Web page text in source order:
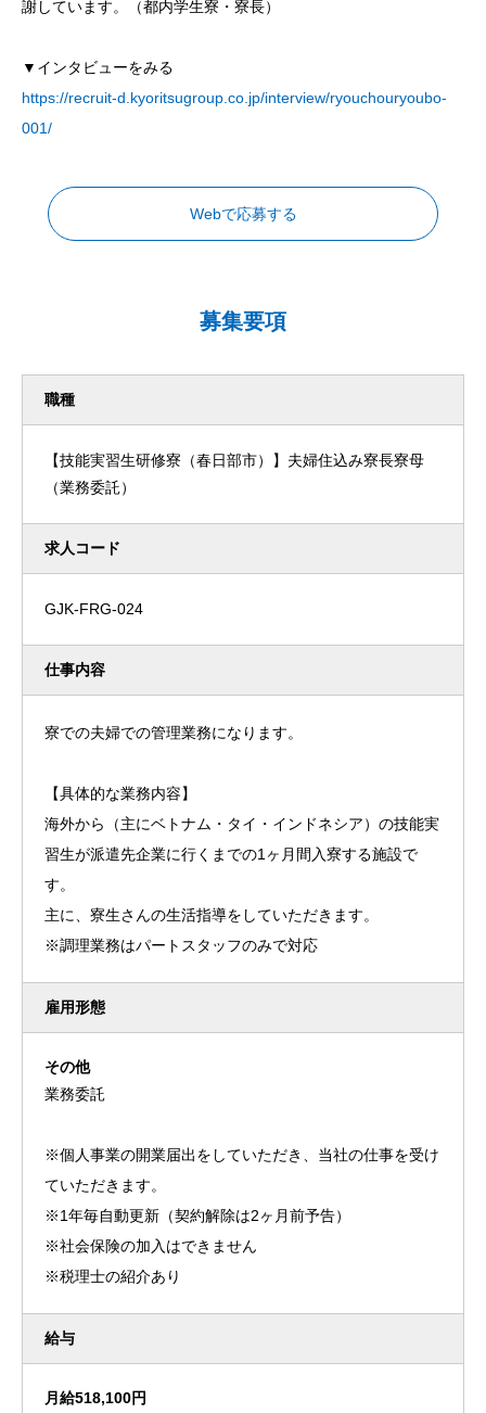
謝しています。（都内学生寮・寮長）
▼インタビューをみる
https://recruit-d.kyoritsugroup.co.jp/interview/ryouchouryoubo-
001/
Webで応募する
募集要項
職種
【技能実習生研修寮（春日部市）】夫婦住込み寮長寮母
（業務委託）
求人コード
GJK-FRG-024
仕事内容
寮での夫婦での管理業務になります。
【具体的な業務内容】
海外から（主にベトナム・タイ・インドネシア）の技能実
習生が派遣先企業に行くまでの1ヶ月間入寮する施設で
す。
主に、寮生さんの生活指導をしていただきます。
※調理業務はパートスタッフのみで対応
雇用形態
その他
業務委託
※個人事業の開業届出をしていただき、当社の仕事を受け
ていただきます。
※1年毎自動更新（契約解除は2ヶ月前予告）
※社会保険の加入はできません
※税理士の紹介あり
給与
月給518,100円